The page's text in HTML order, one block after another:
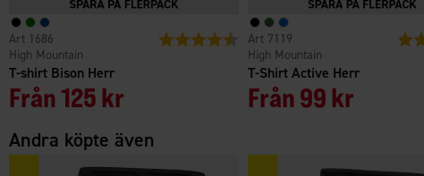
T-shirt Bison Herr
High Mountain
1686
Från125 kr
Betyg: 4.6 utav 5 stjärnor
T-Shirt Active Herr
High Mountain
7119
Från99 kr
Andra köpte även